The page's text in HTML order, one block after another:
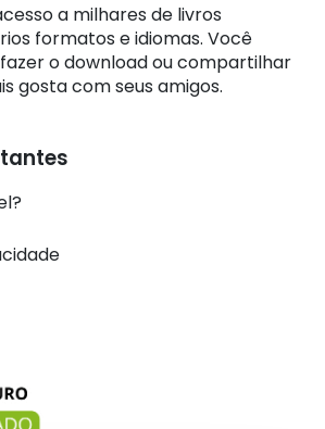
a milhares de livros
formatos e idiomas. Você
o download ou compartilhar
gosta com seus amigos.